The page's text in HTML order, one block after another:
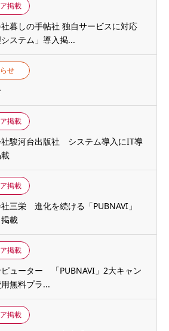
掲載
暮しの手帖社 独自サービスに対応
ステム」導入掲...
せ
掲載
駿河台出版社 システム導入にIT導
掲載
三栄 進化を続ける「PUBNAVI」
載
掲載
ューター 「PUBNAVI」2大キャン
無料プラ...
掲載